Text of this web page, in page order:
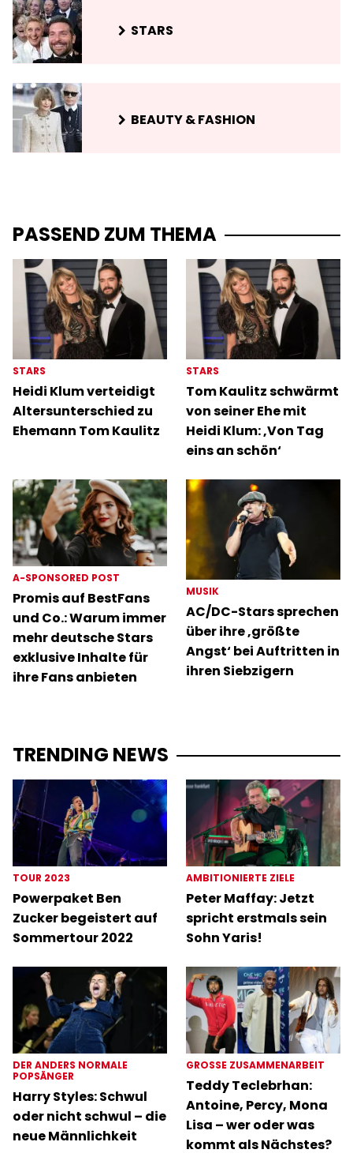
STARS
BEAUTY & FASHION
PASSEND ZUM THEMA
STARS
Heidi Klum verteidigt
Altersunterschied zu
Ehemann Tom Kaulitz
STARS
Tom Kaulitz schwärmt
von seiner Ehe mit
Heidi Klum: ‚Von Tag
eins an schön‘
A-SPONSORED POST
Promis auf BestFans
und Co.: Warum immer
mehr deutsche Stars
exklusive Inhalte für
ihre Fans anbieten
MUSIK
AC/DC-Stars sprechen
über ihre ‚größte
Angst‘ bei Auftritten in
ihren Siebzigern
TRENDING NEWS
TOUR 2023
Powerpaket Ben
Zucker begeistert auf
Sommertour 2022
AMBITIONIERTE ZIELE
Peter Maffay: Jetzt
spricht erstmals sein
Sohn Yaris!
DER ANDERS NORMALE
POPSÄNGER
Harry Styles: Schwul
oder nicht schwul – die
neue Männlichkeit
GROSSE ZUSAMMENARBEIT
Teddy Teclebrhan:
Antoine, Percy, Mona
Lisa – wer oder was
kommt als Nächstes?